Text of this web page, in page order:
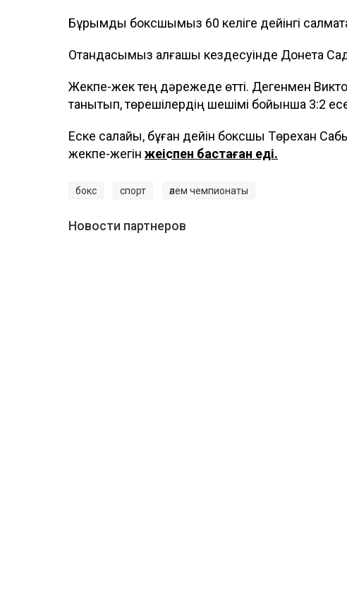
Бұрымды боксшымыз 60 келіге дейінгі
Отандасымыз алғашқы кездесуінде Донета
Жекпе-жек тең дәрежеде өтті. Дегенмен
танытып, төрешілердің шешімі бойынша 3:2
Еске салайық, бұған дейін боксшы Төрехан
жекпе-жегін жеңіспен бастаған еді.
бокс спорт әлем чемпионаты
Новости партнеров